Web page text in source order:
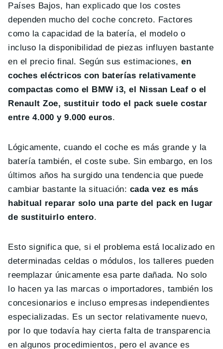
Países Bajos, han explicado que los costes
dependen mucho del coche concreto. Factores
como la capacidad de la batería, el modelo o
incluso la disponibilidad de piezas influyen bastante
en el precio final. Según sus estimaciones,en
coches eléctricos con baterías relativamente
compactas como el BMW i3, el Nissan Leaf o el
Renault Zoe, sustituir todo el pack suele costar
entre 4.000 y 9.000 euros.
Lógicamente, cuando el coche es más grande y la
batería también, el coste sube. Sin embargo, en los
últimos años ha surgido una tendencia que puede
cambiar bastante la situación: cada vez es más
habitual reparar solo una parte del pack en lugar
de sustituirlo entero.
Esto significa que, si el problema está localizado en
determinadas celdas o módulos, los talleres pueden
reemplazar únicamente esa parte dañada. No solo
lo hacen ya las marcas o importadores, también los
concesionarios e incluso empresas independientes
especializadas. Es un sector relativamente nuevo,
por lo que todavía hay cierta falta de transparencia
en algunos procedimientos, pero el avance es